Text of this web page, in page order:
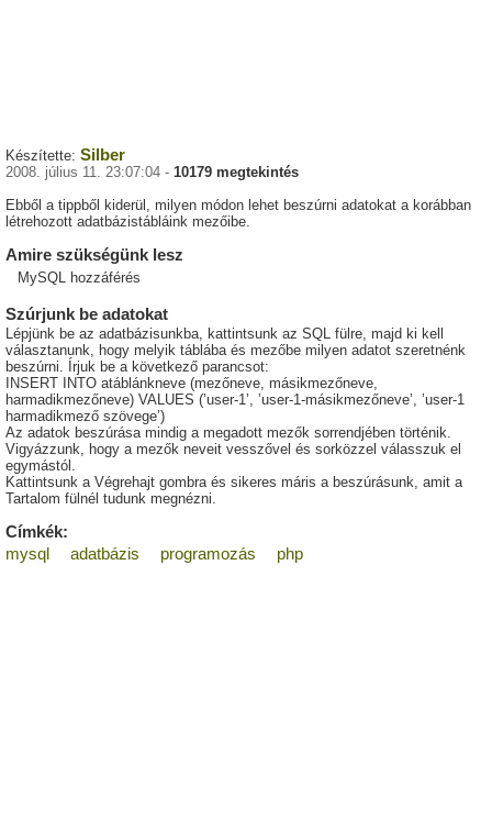
Készítette: Silber
2008. július 11. 23:07:04 - 10179 megtekintés
Ebből a tippből kiderül, milyen módon lehet beszúrni adatokat a korábban
létrehozott adatbázistábláink mezőibe.
Amire szükségünk lesz
MySQL hozzáférés
Szúrjunk be adatokat
Lépjünk be az adatbázisunkba, kattintsunk az SQL fülre, majd ki kell
választanunk, hogy melyik táblába és mezőbe milyen adatot szeretnénk
beszúrni. Írjuk be a következő parancsot:
INSERT INTO atáblánkneve (mezőneve, másikmezőneve,
harmadikmezőneve) VALUES (’user-1’, ’user-1-másikmezőneve’, ’user-1
harmadikmező szövege’)
Az adatok beszúrása mindig a megadott mezők sorrendjében történik.
Vigyázzunk, hogy a mezők neveit vesszővel és sorközzel válasszuk el
egymástól.
Kattintsunk a Végrehajt gombra és sikeres máris a beszúrásunk, amit a
Tartalom fülnél tudunk megnézni.
Címkék:
mysql
adatbázis programozás php